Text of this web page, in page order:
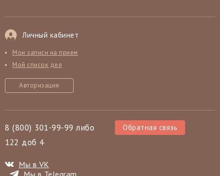
Личный кабинет
Мои записи на прием
Мой список дел
Авторизация
8 (800) 301-99-99 либо
122 доб 4
Обратная связь
Мы в VK
Мы в Telegram